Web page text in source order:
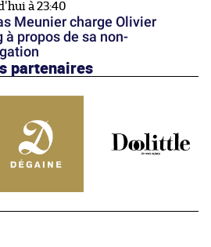
à 23:40
Meunier charge Olivier
à propos de sa non-
partenaires